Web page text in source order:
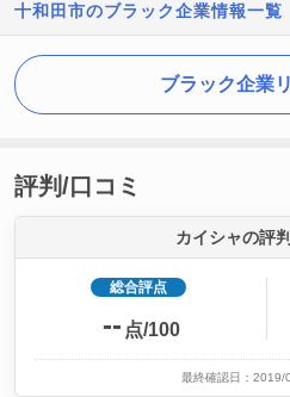
十和田市のブラック企業情報一覧
ブラック企業
評判/口コミ
カイシャの評
総合評点
-- 点/100
最終確認日：2019/